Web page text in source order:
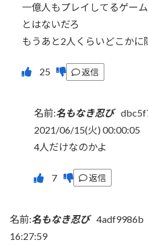
一億人もプレイしてるゲー
とはないだろ
もうあと2人くらいどこかに
返信
名前:名もなき忍び
2021/06/15(火) 00:00:05
4人だけなのかよ
返信
名前:名もなき忍び 4adf9986b
16:27:59